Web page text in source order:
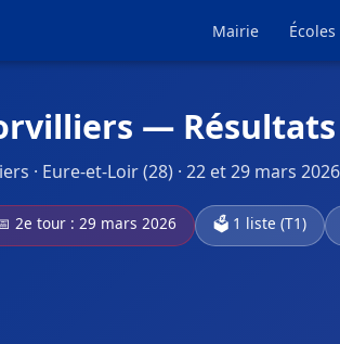
Mairie Écoles
—
· Eure-et-Loir (28) · 22 et 29 mars 2026
2e tour : 29 mars 2026 🗳️ 1 liste (T1)